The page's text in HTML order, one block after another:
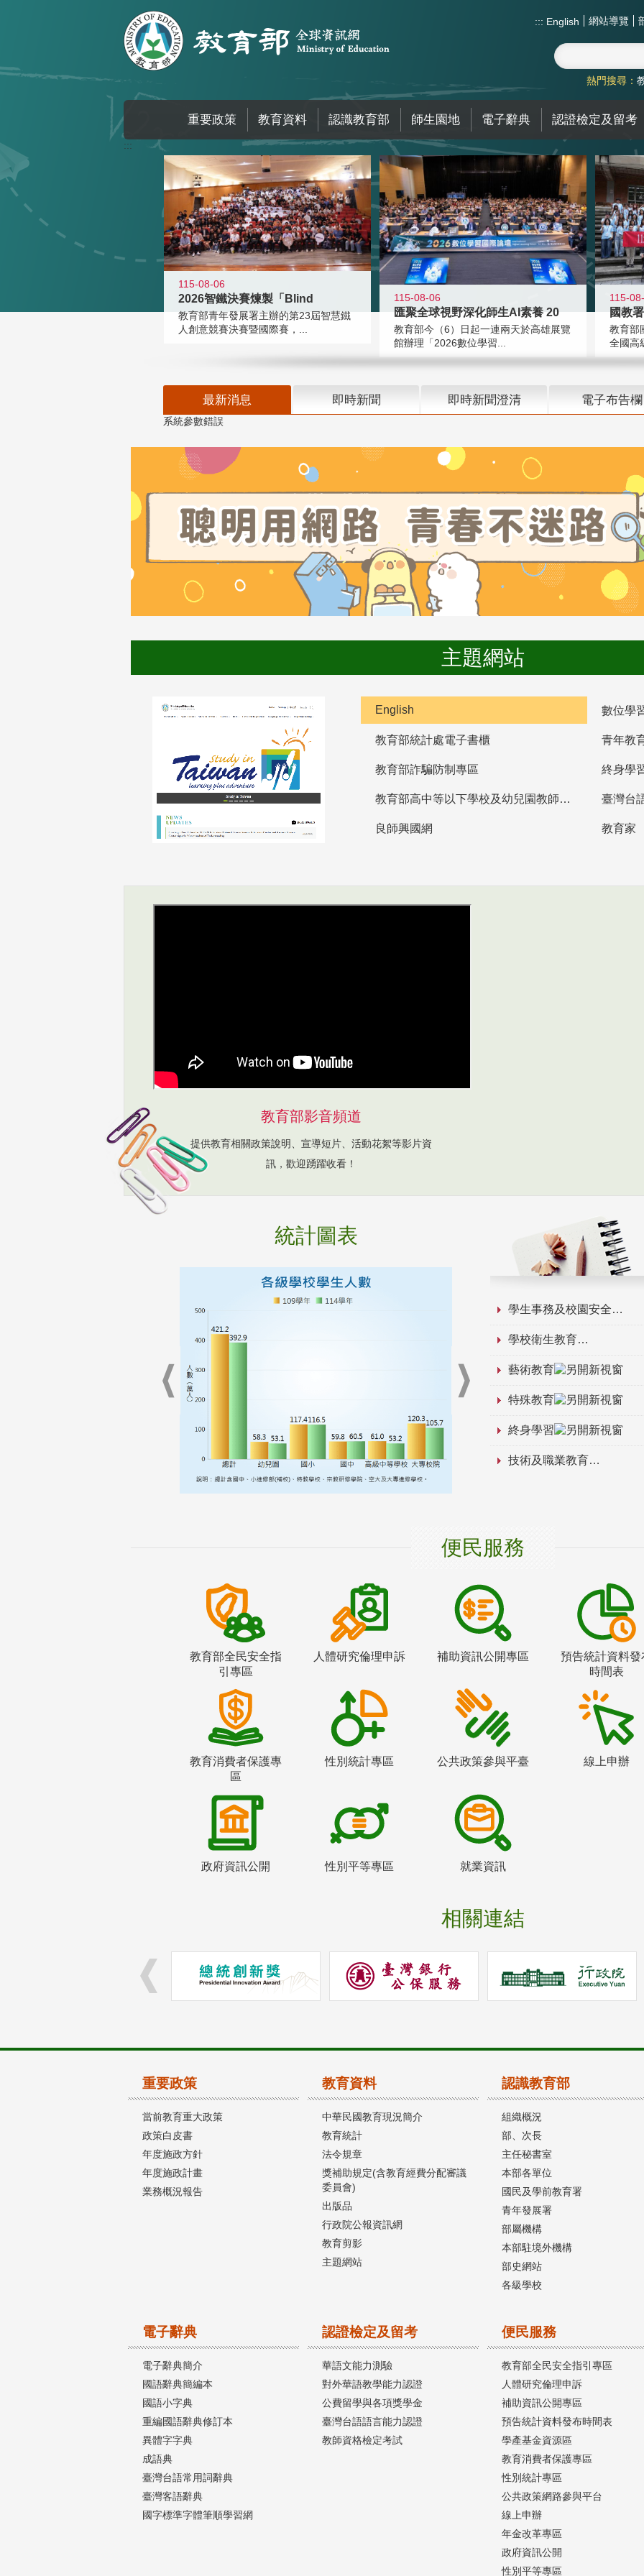
::: English 網站導覽
熱門搜尋：
重要政策 教育資料 認識教育部 師生園地 電子辭典 認證檢定及留考
:::
115-08-06
2026智鐵決賽煉製「Blind
教育部青年發展署主辦的第23屆智慧鐵
人創意競賽決賽暨國際賽，...
115-08-06
匯聚全球視野深化師生AI素養 20
教育部今（6）日起一連兩天於高雄展覽
館辦理「2026數位學習...
115-
教育部
全國高
最新消息 即時新聞 即時新聞澄清 電子布告欄
系統參數錯誤
主題網站
English 數位學
教育部統計處電子書櫃 青年教
教育部詐騙防制專區 終身學
教育部高中等以下學校及幼兒園教師資格檢定考試 臺灣台
良師興國網 教育家
教育部影音頻道
提供教育相關政策說明、宣導短片、活動花絮等影片資
訊，歡迎踴躍收看！
統計圖表
學生事務及校園安全
學校衛生教育
藝術教育
特殊教育
終身學習
技術及職業教育
便民服務
教育部全民安全指
引專區
人體研究倫理申訴 補助資訊公開專區
預告統計資料發
時間表
教育消費者保護專
區
性別統計專區 公共政策參與平臺 線上申辦
政府資訊公開 性別平等專區 就業資訊
相關連結
重要政策
當前教育重大政策
政策白皮書
年度施政方針
年度施政計畫
業務概況報告
教育資料
中華民國教育現況簡介
教育統計
法令規章
獎補助規定(含教育經費分配審議
委員會)
出版品
行政院公報資訊網
教育剪影
主題網站
認識教育部
組織概況
部、次長
主任秘書室
本部各單位
國民及學前教育署
青年發展署
部屬機構
本部駐境外機構
部史網站
各級學校
電子辭典
電子辭典簡介
國語辭典簡編本
國語小字典
重編國語辭典修訂本
異體字字典
成語典
臺灣台語常用詞辭典
臺灣客語辭典
國字標準字體筆順學習網
認證檢定及留考
華語文能力測驗
對外華語教學能力認證
公費留學與各項獎學金
臺灣台語語言能力認證
教師資格檢定考試
便民服務
教育部全民安全指引專區
人體研究倫理申訴
補助資訊公開專區
預告統計資料發布時間表
學產基金資源區
教育消費者保護專區
性別統計專區
公共政策網路參與平台
線上申辦
年金改革專區
政府資訊公開
性別平等專區